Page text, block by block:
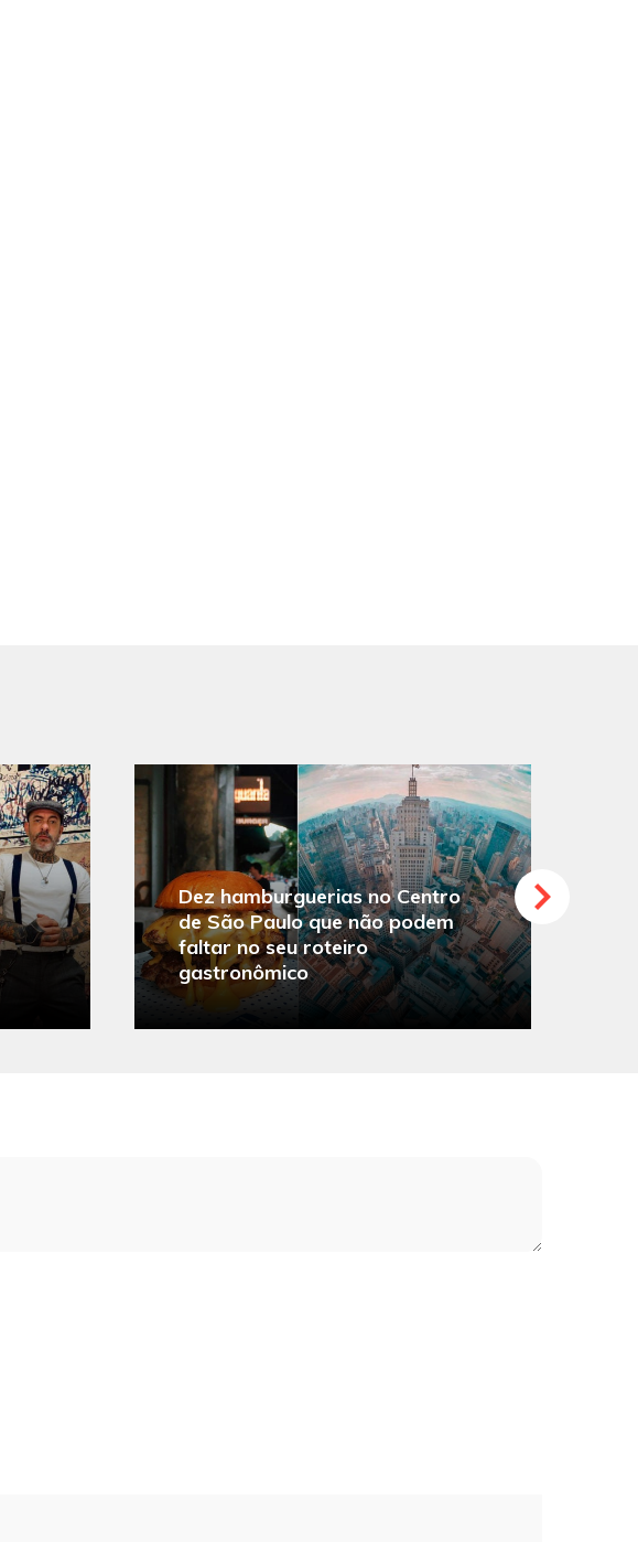
Dez hamburguerias no Centro
de São Paulo que não podem
faltar no seu roteiro
gastronômico